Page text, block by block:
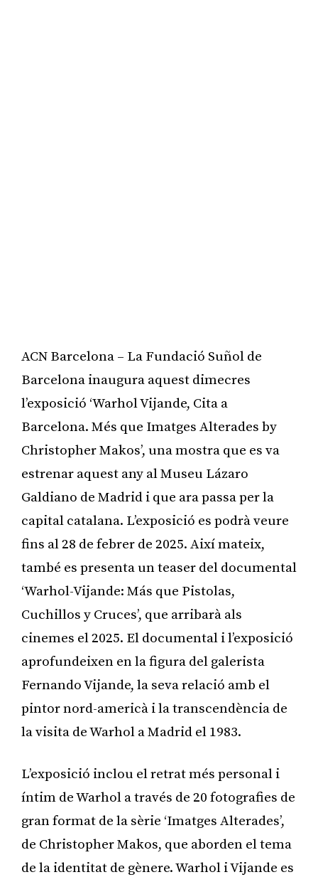
ACN Barcelona – La Fundació Suñol de
Barcelona inaugura aquest dimecres
l’exposició ‘Warhol Vijande, Cita a
Barcelona. Més que Imatges Alterades by
Christopher Makos’, una mostra que es va
estrenar aquest any al Museu Lázaro
Galdiano de Madrid i que ara passa per la
capital catalana. L’exposició es podrà veure
fins al 28 de febrer de 2025. Així mateix,
també es presenta un teaser del documental
‘Warhol-Vijande: Más que Pistolas,
Cuchillos y Cruces’, que arribarà als
cinemes el 2025. El documental i l’exposició
aprofundeixen en la figura del galerista
Fernando Vijande, la seva relació amb el
pintor nord-americà i la transcendència de
la visita de Warhol a Madrid el 1983.
L’exposició inclou el retrat més personal i
íntim de Warhol a través de 20 fotografies de
gran format de la sèrie ‘Imatges Alterades’,
de Christopher Makos, que aborden el tema
de la identitat de gènere. Warhol i Vijande es